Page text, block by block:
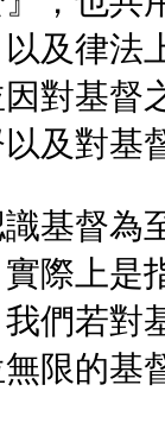
及律法
對基督
及對基
基督為
際上是
們若對
限的基